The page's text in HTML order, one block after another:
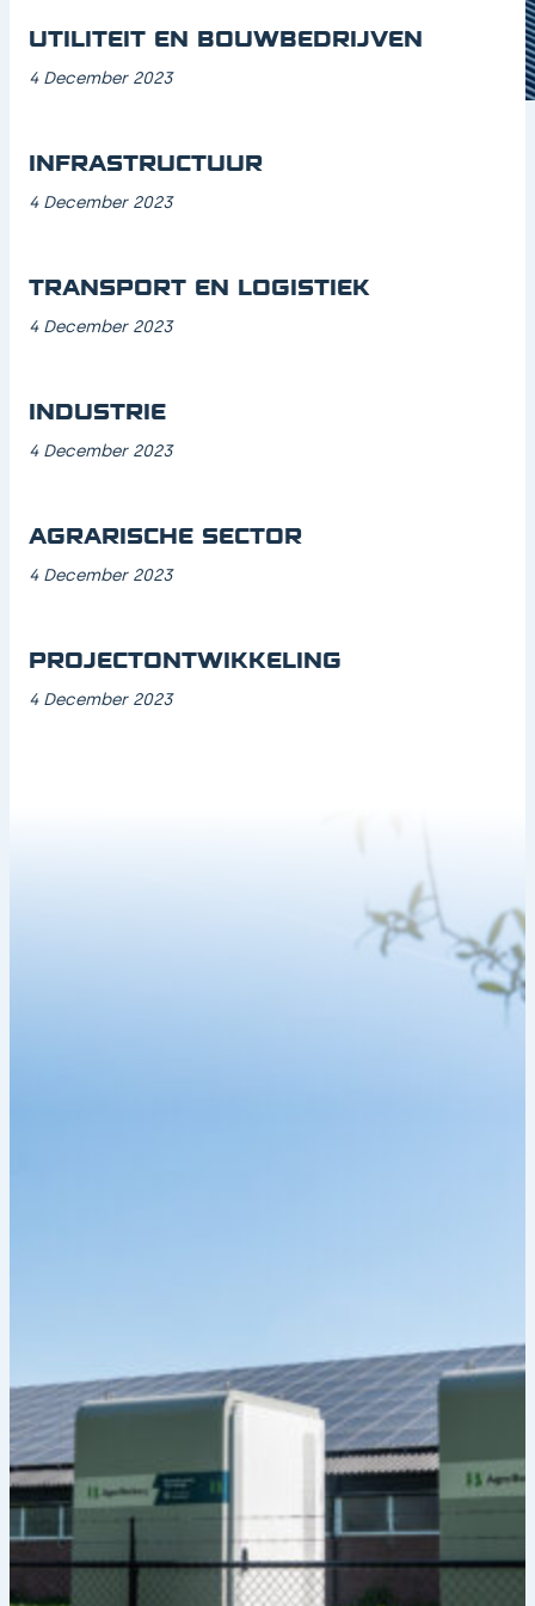
UTILITEIT EN BOUWBEDRIJVEN
4 December 2023
INFRASTRUCTUUR
4 December 2023
TRANSPORT EN LOGISTIEK
4 December 2023
INDUSTRIE
4 December 2023
AGRARISCHE SECTOR
4 December 2023
PROJECTONTWIKKELING
4 December 2023